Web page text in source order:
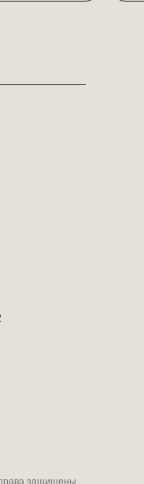
защищены.